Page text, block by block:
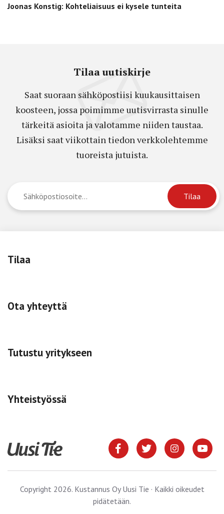
Joonas Konstig: Kohteliaisuus ei kysele tunteita
Tilaa uutiskirje
Saat suoraan sähköpostiisi kuukausittaisen
koosteen, jossa poimimme uutisvirrasta sinulle
tärkeitä asioita ja valotamme niiden taustaa.
Lisäksi saat viikottain tiedon verkkolehtemme
tuoreista jutuista.
Tilaa
Ota yhteyttä
Tutustu yritykseen
Yhteistyössä
Copyright 2026. Kustannus Oy Uusi Tie · Kaikki oikeudet
pidätetään.